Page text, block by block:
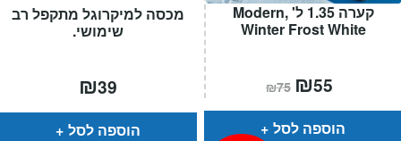
מכסה למיקרוגל מתקפל רב
שימושי.
₪39
הוספה לסל
קערה 1.35 ל' ,Modern
Winter Frost White
₪75 המחיר
המקורי
היה:
₪75.
₪55
הוא:
הוספה לסל